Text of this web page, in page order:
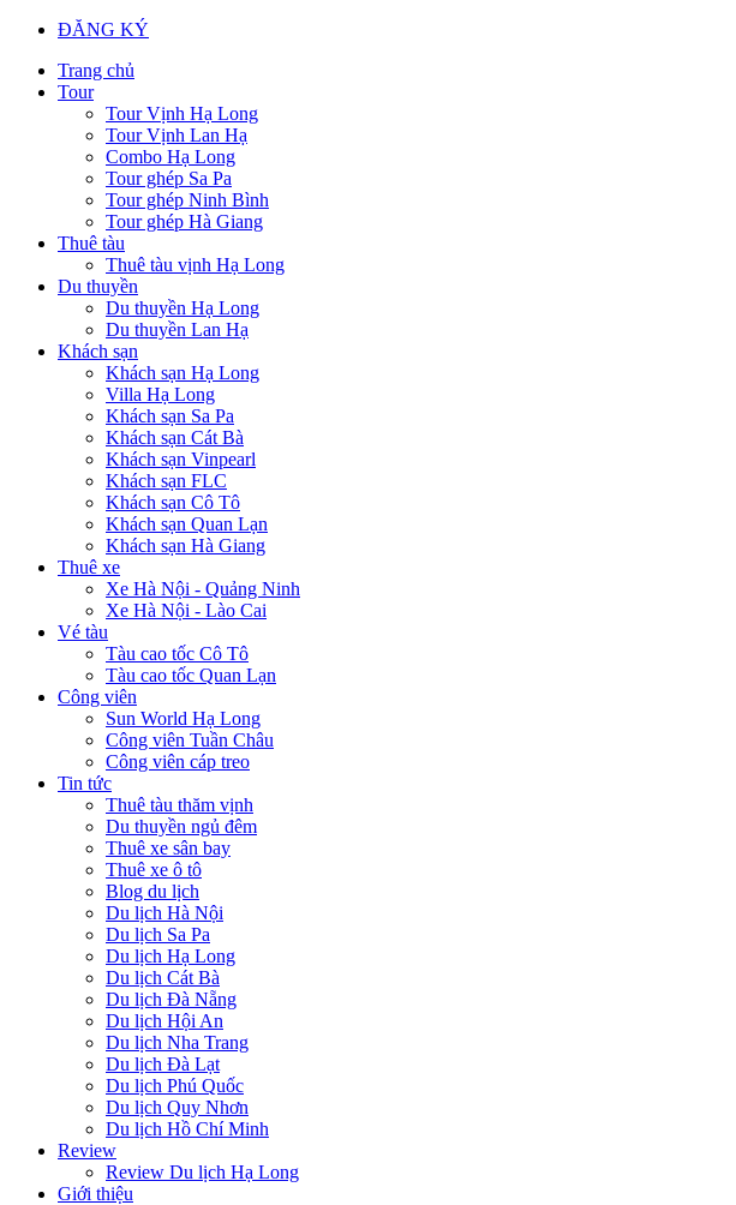
ĐĂNG KÝ
Trang chủ
Tour
Tour Vịnh Hạ Long
Tour Vịnh Lan Hạ
Combo Hạ Long
Tour ghép Sa Pa
Tour ghép Ninh Bình
Tour ghép Hà Giang
Thuê tàu
Thuê tàu vịnh Hạ Long
Du thuyền
Du thuyền Hạ Long
Du thuyền Lan Hạ
Khách sạn
Khách sạn Hạ Long
Villa Hạ Long
Khách sạn Sa Pa
Khách sạn Cát Bà
Khách sạn Vinpearl
Khách sạn FLC
Khách sạn Cô Tô
Khách sạn Quan Lạn
Khách sạn Hà Giang
Thuê xe
Xe Hà Nội - Quảng Ninh
Xe Hà Nội - Lào Cai
Vé tàu
Tàu cao tốc Cô Tô
Tàu cao tốc Quan Lạn
Công viên
Sun World Hạ Long
Công viên Tuần Châu
Công viên cáp treo
Tin tức
Thuê tàu thăm vịnh
Du thuyền ngủ đêm
Thuê xe sân bay
Thuê xe ô tô
Blog du lịch
Du lịch Hà Nội
Du lịch Sa Pa
Du lịch Hạ Long
Du lịch Cát Bà
Du lịch Đà Nẵng
Du lịch Hội An
Du lịch Nha Trang
Du lịch Đà Lạt
Du lịch Phú Quốc
Du lịch Quy Nhơn
Du lịch Hồ Chí Minh
Review
Review Du lịch Hạ Long
Giới thiệu